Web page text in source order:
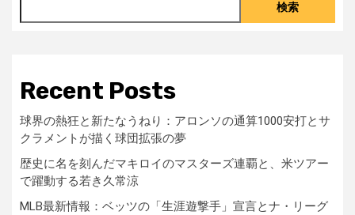
検索
Recent Posts
球界の熱狂と新たなうねり：アロンソの通算1000安打とサ
クラメントが描く球団拡張の夢
歴史に名を刻んだマキロイのマスターズ連覇と、米ツアー
で躍動する若き久常涼
MLB最新情報：ベッツの「生涯遊撃手」宣言とナ・リーグ